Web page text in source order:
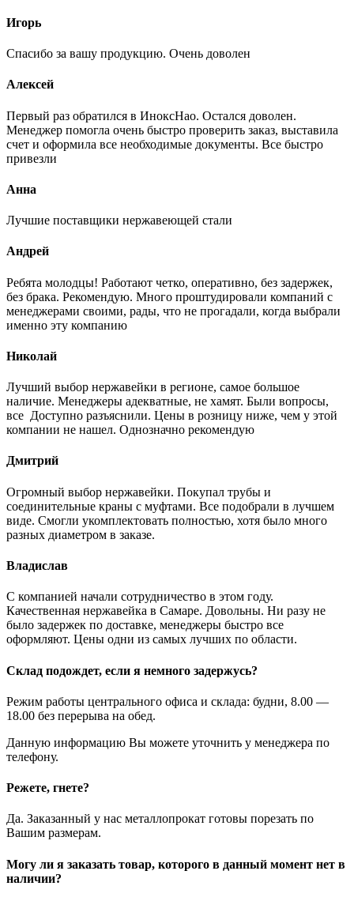
Игорь
Спасибо за вашу продукцию. Очень доволен
Алексей
Первый раз обратился в ИноксНао. Остался доволен.
Менеджер помогла очень быстро проверить заказ, выставила
счет и оформила все необходимые документы. Все быстро
привезли
Анна
Лучшие поставщики нержавеющей стали
Андрей
Ребята молодцы! Работают четко, оперативно, без задержек,
без брака. Рекомендую. Много проштудировали компаний с
менеджерами своими, рады, что не прогадали, когда выбрали
именно эту компанию
Николай
Лучший выбор нержавейки в регионе, самое большое
наличие. Менеджеры адекватные, не хамят. Были вопросы,
все Доступно разъяснили. Цены в розницу ниже, чем у этой
компании не нашел. Однозначно рекомендую
Дмитрий
Огромный выбор нержавейки. Покупал трубы и
соединительные краны с муфтами. Все подобрали в лучшем
виде. Смогли укомплектовать полностью, хотя было много
разных диаметром в заказе.
Владислав
С компанией начали сотрудничество в этом году.
Качественная нержавейка в Самаре. Довольны. Ни разу не
было задержек по доставке, менеджеры быстро все
оформляют. Цены одни из самых лучших по области.
Склад подождет, если я немного задержусь?
Режим работы центрального офиса и склада: будни, 8.00 —
18.00 без перерыва на обед.
Данную информацию Вы можете уточнить у менеджера по
телефону.
Режете, гнете?
Да. Заказанный у нас металлопрокат готовы порезать по
Вашим размерам.
Могу ли я заказать товар, которого в данный момент нет в
наличии?